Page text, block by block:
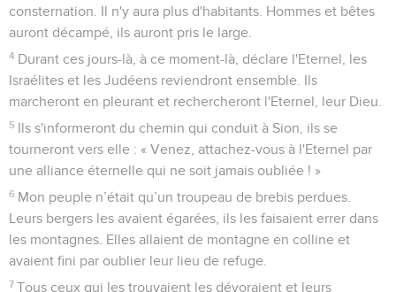
consternation. Il n'y aura plus d'habitants. Hommes et bêtes
auront décampé, ils auront pris le large.
4 Durant ces jours-là, à ce moment-là, déclare l'Eternel, les
Israélites et les Judéens reviendront ensemble. Ils
marcheront en pleurant et rechercheront l'Eternel, leur Dieu.
5 Ils s'informeront du chemin qui conduit à Sion, ils se
tourneront vers elle : « Venez, attachez-vous à l'Eternel par
une alliance éternelle qui ne soit jamais oubliée ! »
6 Mon peuple n’était qu’un troupeau de brebis perdues.
Leurs bergers les avaient égarées, ils les faisaient errer dans
les montagnes. Elles allaient de montagne en colline et
avaient fini par oublier leur lieu de refuge.
7 Tous ceux qui les trouvaient les dévoraient et leurs